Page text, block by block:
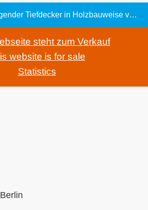
Klemm L 25: freitragender Tiefdecker in Holzbauweise von 1927
steht zum Verkauf
website is for sale
Statistics